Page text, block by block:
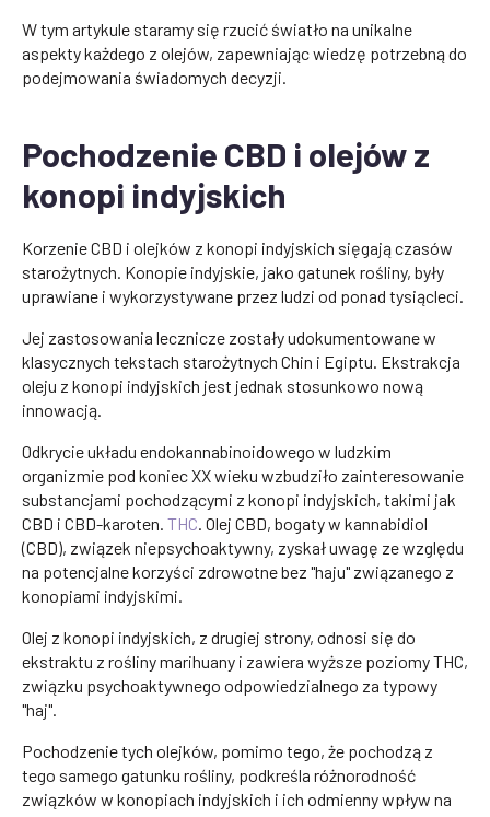
W tym artykule staramy się rzucić światło na unikalne
aspekty każdego z olejów, zapewniając wiedzę potrzebną do
podejmowania świadomych decyzji.
Pochodzenie CBD i olejów z
konopi indyjskich
Korzenie CBD i olejków z konopi indyjskich sięgają czasów
starożytnych. Konopie indyjskie, jako gatunek rośliny, były
uprawiane i wykorzystywane przez ludzi od ponad tysiącleci.
Jej zastosowania lecznicze zostały udokumentowane w
klasycznych tekstach starożytnych Chin i Egiptu. Ekstrakcja
oleju z konopi indyjskich jest jednak stosunkowo nową
innowacją.
Odkrycie układu endokannabinoidowego w ludzkim
organizmie pod koniec XX wieku wzbudziło zainteresowanie
substancjami pochodzącymi z konopi indyjskich, takimi jak
CBD i CBD-karoten. THC. Olej CBD, bogaty w kannabidiol
(CBD), związek niepsychoaktywny, zyskał uwagę ze względu
na potencjalne korzyści zdrowotne bez "haju" związanego z
konopiami indyjskimi.
Olej z konopi indyjskich, z drugiej strony, odnosi się do
ekstraktu z rośliny marihuany i zawiera wyższe poziomy THC,
związku psychoaktywnego odpowiedzialnego za typowy
"haj".
Pochodzenie tych olejków, pomimo tego, że pochodzą z
tego samego gatunku rośliny, podkreśla różnorodność
związków w konopiach indyjskich i ich odmienny wpływ na